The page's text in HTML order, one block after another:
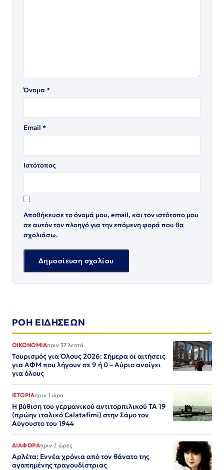
Όνομα*
Email *
Ιστότοπος
Αποθήκευσε το όνομά μου, email, και τον ιστότοπο μου
σε αυτόν τον πλοηγό για την επόμενη φορά που θα
σχολιάσω.
ΡΟΗ ΕΙΔΗΣΕΩΝ
ΟΙΚΟΝΟΜΙΑπριν 37 λεπτά
Τουρισμός για Όλους 2026: Σήμερα οι αιτήσεις
για ΑΦΜ που λήγουν σε 9 ή 0 – Αύριο ανοίγει
για όλους
ΙΣΤΟΡΙΑπριν 1 ώρα
Η βύθιση του γερμανικού αντιτορπιλικού ΤΑ 19
(πρώην ιταλικό Calatafimi) στην Σάμο τον
Αύγουστο του 1944
ΔΙΑΦΟΡΑπριν 2 ώρες
Αρλέτα: Εννέα χρόνια από τον θάνατο της
αγαπημένης τραγουδίστριας